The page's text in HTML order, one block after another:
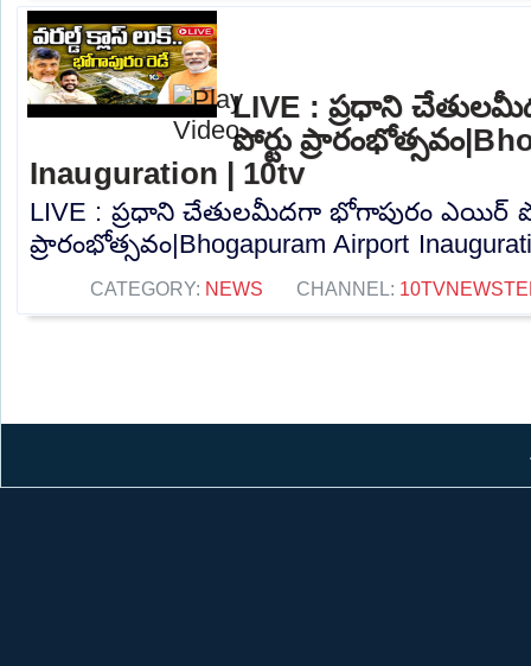
LIVE : ప్రధాని
పోర్టు
Inauguration | 10tv
LIVE : ప్రధాని చేతులమీదగా భోగాపురం ఎయిర్
ప్రారంభోత్సవం|Bhogapuram Airport
CATEGORY: NEWS CHANNEL: